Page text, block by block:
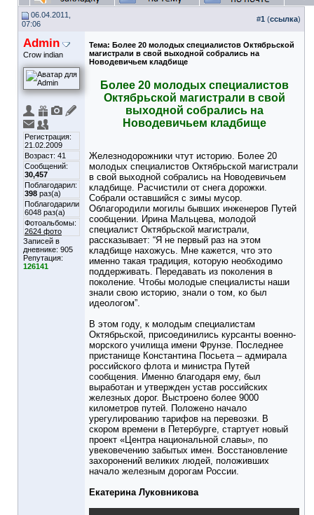
06.04.2011,
07:06
#1 (ссылка)
Admin
Crow indian
Регистрация:
21.02.2009
Возраст: 41
Сообщений:
30,457
Поблагодарил:
398 раз(а)
Поблагодарили
6048 раз(а)
Фотоальбомы:
2624 фото
Записей в
дневнике: 905
Репутация:
126141
Тема: Более 20 молодых специалистов Октябрьской
магистрали в свой выходной собрались на
Новодевичьем кладбище
Более 20 молодых специалистов
Октябрьской магистрали в свой
выходной собрались на
Новодевичьем кладбище
Железнодорожники чтут историю. Более 20
молодых специалистов Октябрьской магистрали
в свой выходной собрались на Новодевичьем
кладбище. Расчистили от снега дорожки.
Собрали оставшийся с зимы мусор.
Облагородили могилы бывших инженеров Путей
сообщении. Ирина Мальцева, молодой
специалист Октябрьской магистрали,
рассказывает: “Я не первый раз на этом
кладбище нахожусь. Мне кажется, что это
именно такая традиция, которую необходимо
поддерживать. Передавать из поколения в
поколение. Чтобы молодые специалисты наши
знали свою историю, знали о том, ко был
идеологом”.
В этом году, к молодым специалистам
Октябрьской, присоединились курсанты военно-
морского училища имени Фрунзе. Последнее
пристанище Константина Посьета – адмирала
российского флота и министра Путей
сообщения. Именно благодаря ему, был
выработан и утвержден устав российских
железных дорог. Выстроено более 9000
километров путей. Положено начало
урегулированию тарифов на перевозки. В
скором времени в Петербурге, стартует новый
проект «Центра национальной славы», по
увековечению забытых имен. Восстановление
захоронений великих людей, положивших
начало железным дорогам России.
Екатерина Луковникова